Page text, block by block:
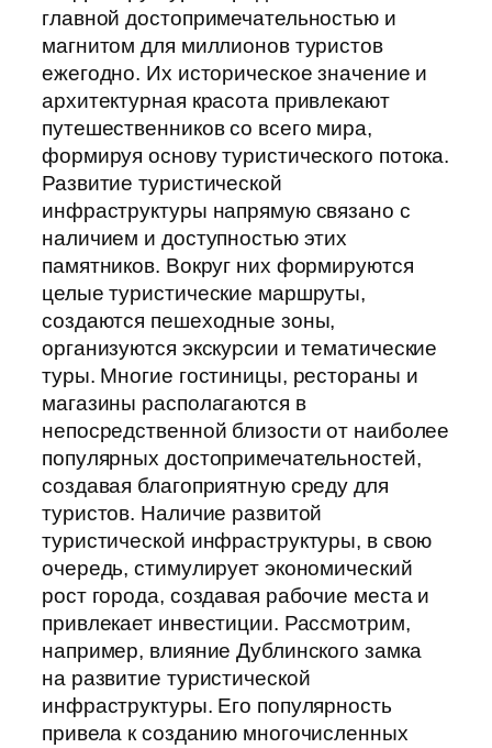
главной достопримечательностью и
магнитом для миллионов туристов
ежегодно. Их историческое значение и
архитектурная красота привлекают
путешественников со всего мира,
формируя основу туристического потока.
Развитие туристической
инфраструктуры напрямую связано с
наличием и доступностью этих
памятников. Вокруг них формируются
целые туристические маршруты,
создаются пешеходные зоны,
организуются экскурсии и тематические
туры. Многие гостиницы, рестораны и
магазины располагаются в
непосредственной близости от наиболее
популярных достопримечательностей,
создавая благоприятную среду для
туристов. Наличие развитой
туристической инфраструктуры, в свою
очередь, стимулирует экономический
рост города, создавая рабочие места и
привлекает инвестиции. Рассмотрим,
например, влияние Дублинского замка
на развитие туристической
инфраструктуры. Его популярность
привела к созданию многочисленных